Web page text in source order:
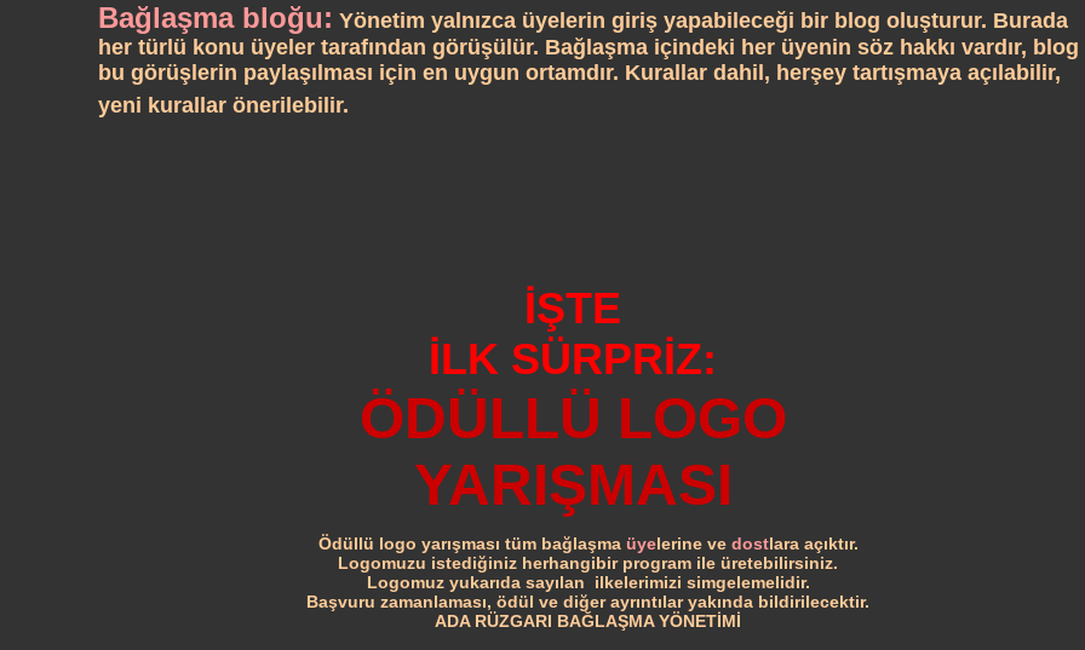
Bağlaşma bloğu: Yönetim yalnızca üyelerin giriş yapabileceği bir blog oluşturur. Burada
her türlü konu üyeler tarafından görüşülür. Bağlaşma içindeki her üyenin söz hakkı vardır, blog
bu görüşlerin paylaşılması için en uygun ortamdır. Kurallar dahil, herşey tartışmaya açılabilir,
yeni kurallar önerilebilir.
İŞTE
İLK SÜRPRİZ:
ÖDÜLLÜ LOGO
YARIŞMASI
Ödüllü logo yarışması tüm bağlaşma üyelerine ve dostlara açıktır.
Logomuzu istediğiniz herhangibir program ile üretebilirsiniz.
Logomuz yukarıda sayılan ilkelerimizi simgelemelidir.
Başvuru zamanlaması, ödül ve diğer ayrıntılar yakında bildirilecektir.
ADA RÜZGARI BAĞLAŞMA YÖNETİMİ